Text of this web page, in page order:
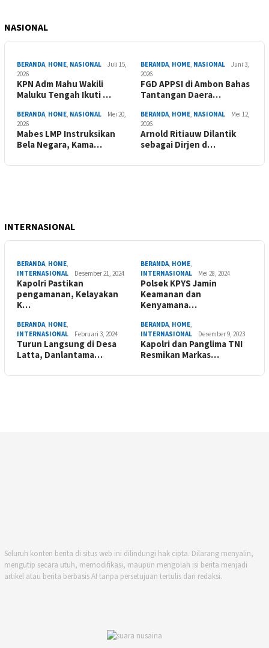
NASIONAL
BERANDA HOME NASIONAL
Juli 15,
2026
KPN Adm Mahu Wakili
Maluku Tengah Ikuti …
BERANDA HOME NASIONAL
Juni 3,
2026
FGD APPSI di Ambon Bahas
Tantangan Daera…
BERANDA HOME NASIONAL
Mei 20,
2026
Mabes LMP Instruksikan
Bela Negara, Kama…
BERANDA HOME NASIONAL
Mei 12,
2026
Arnold Ritiauw Dilantik
sebagai Dirjen d…
INTERNASIONAL
BERANDA HOME
INTERNASIONAL
Desember 21, 2024
Kapolri Pastikan
pengamanan, Kelayakan
K…
BERANDA HOME
INTERNASIONAL
Mei 28, 2024
Polsek KPYS Jamin
Keamanan dan
Kenyamana…
BERANDA HOME
INTERNASIONAL
Februari 3, 2024
Turun Langsung di Desa
Latta, Danlantama…
BERANDA HOME
INTERNASIONAL
Desember 9, 2023
Kapolri dan Panglima TNI
Resmikan Markas…
Seluruh konten berita di situs web ini dilindungi hak cipta. Dilarang menyalin,
mengutip secara utuh, memodifikasi, maupun mengolah isi berita menjadi
artikel atau berita berbasis AI tanpa persetujuan tertulis dari redaksi.